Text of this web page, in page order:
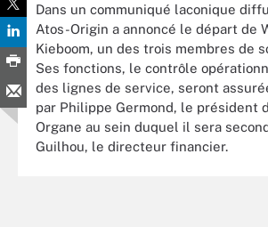
Dans un communiqué laconique
Atos-Origin a annoncé le départ de
Kieboom, un des trois membres de
Ses fonctions, le contrôle
des lignes de service, seront
par Philippe Germond, le président
Organe au sein duquel il sera
Guilhou, le directeur financier.